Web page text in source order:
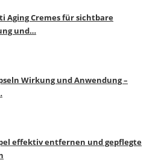
Aging Cremes für sichtbare
und…
Wirkung und Anwendung –
effektiv entfernen und gepflegte